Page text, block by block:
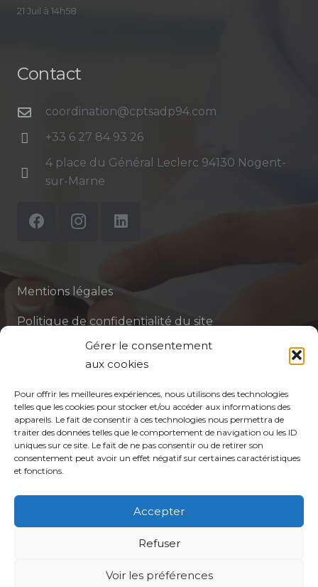
Gérer le consentement
aux cookies
Pour offrir les meilleures expériences, nous utilisons des technologies
telles que les cookies pour stocker et/ou accéder aux informations des
appareils. Le fait de consentir à ces technologies nous permettra de
traiter des données telles que le comportement de navigation ou les ID
uniques sur ce site. Le fait de ne pas consentir ou de retirer son
consentement peut avoir un effet négatif sur certaines caractéristiques
et fonctions.
Accepter
Refuser
Voir les préférences
21 Juil à 14h58
Contact
coordination@cptsadp94.com
+33 6 27 84 93 26
4 place du Général Leclerc 94130 Nogent-
sur-Marne
Mentions légales
Politique de confidentialité du site
Politique de protection des données de la CPTS
Votre CPTS
Professionnels de santé